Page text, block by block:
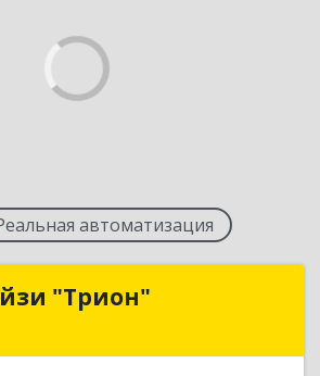
автоматизация
"Трион"
1С:Франчайзи "Трион"